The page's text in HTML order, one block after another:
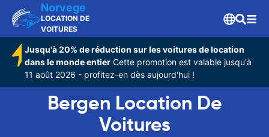
Norvege
LOCATION DE
VOITURES
Jusqu'à 20% de réduction sur les voitures de location
dans le monde entier Cette promotion est valable jusqu'à
11 août 2026 - profitez-en dès aujourd'hui !
Bergen Location De
Voitures